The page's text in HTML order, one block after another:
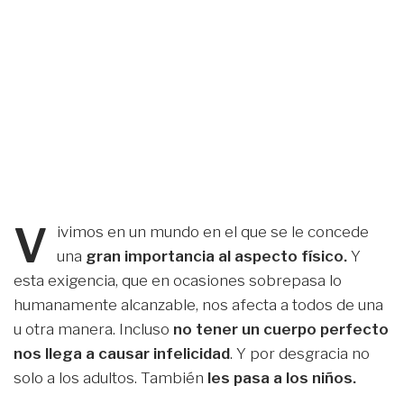
V
ivimos en un mundo en el que se le concede
una gran importancia al aspecto físico. Y
esta exigencia, que en ocasiones sobrepasa lo
humanamente alcanzable, nos afecta a todos de una
u otra manera. Incluso no tener un cuerpo perfecto
nos llega a causar infelicidad. Y por desgracia no
solo a los adultos. También les pasa a los niños.